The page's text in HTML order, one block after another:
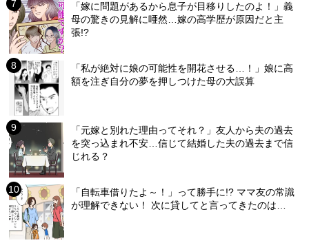
「嫁に問題があるから息子が目移りしたのよ！」義
母の驚きの見解に唖然…嫁の高学歴が原因だと主
張!?
「私が絶対に娘の可能性を開花させる…！」娘に高
額を注ぎ自分の夢を押しつけた母の大誤算
「元嫁と別れた理由ってそれ？」友人から夫の過去
を突っ込まれ不安…信じて結婚した夫の過去まで信
じれる？
「自転車借りたよ～！」って勝手に!? ママ友の常識
が理解できない！ 次に貸してと言ってきたのは…